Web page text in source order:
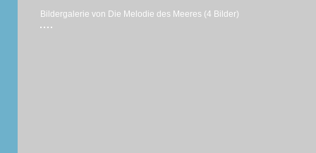
Bildergalerie von Die Melodie des Meeres (4 Bilder)